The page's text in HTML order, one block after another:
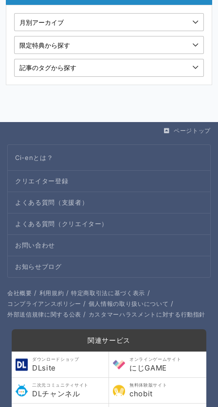
ページトップ
Ci-enとは？
クリエイター登録
よくある質問（支援者）
よくある質問（クリエイター）
お問い合わせ
お知らせブログ
会社概要 / 利用規約 / 特定商取引法に基づく表示 /
コンプライアンスポリシー / 個人情報の取り扱いについて /
外部送信規律に関する公表 / カスタマーハラスメントに対する行動指針
関連サービス
ダウンロードショップ
DLsite
オンラインゲームサイト
にじGAME
二次元コミュニティサイト
DLチャンネル
無料体験版サイト
chobit